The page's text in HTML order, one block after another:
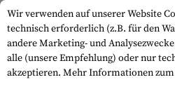
Wir verwenden auf unserer Website
technisch erforderlich (z.B. für den
andere Marketing- und
alle (unsere Empfehlung) oder nur
akzeptieren. Mehr Informationen zum